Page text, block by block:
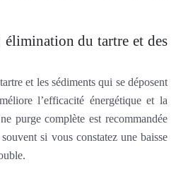
élimination du tartre et des
et les sédiments qui se déposent
l’efficacité énergétique et la
purge complète est recommandée
si vous constatez une baisse